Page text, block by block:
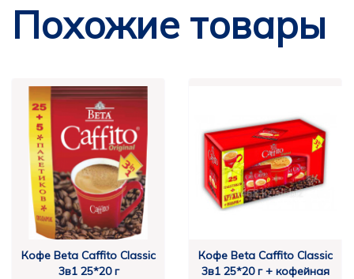
Похожие товары
Кофе Beta Caffito Classic
3в1 25*20 г
Кофе Beta Caffito Classic
3в1 25*20 г + кофейная